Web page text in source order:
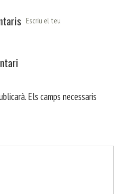
Escriu el teu
Els camps necessaris